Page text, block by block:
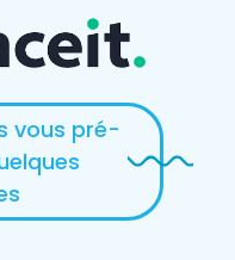
vous pré-